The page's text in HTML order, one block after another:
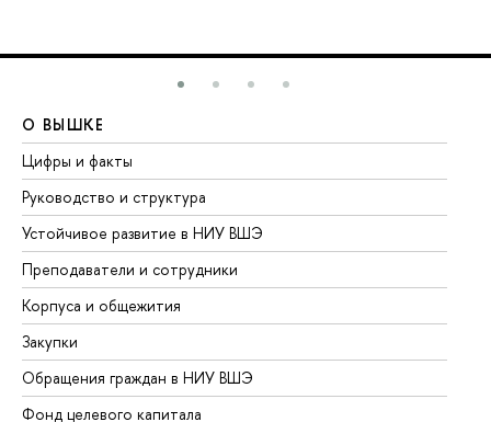
О ВЫШКЕ
Цифры и факты
Руководство и структура
Устойчивое развитие в НИУ ВШЭ
Преподаватели и сотрудники
Корпуса и общежития
Закупки
Обращения граждан в НИУ ВШЭ
Фонд целевого капитала